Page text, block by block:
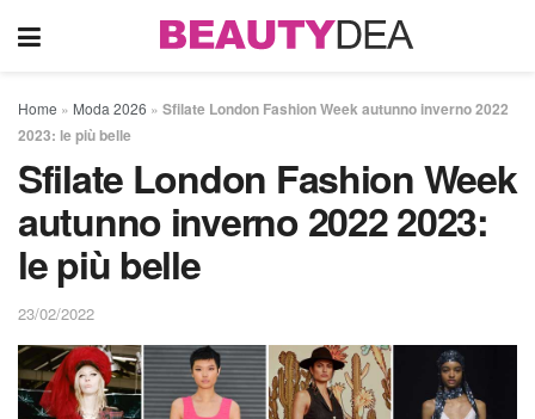
Home » Moda 2026 » Sfilate London Fashion Week autunno inverno 2022
2023: le più belle
Sfilate London Fashion Week
autunno inverno 2022 2023:
le più belle
23/02/2022